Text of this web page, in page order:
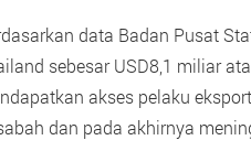
data Badan Pusat
sebesar USD8,1 miliar
akses pelaku
dan pada akhirnya